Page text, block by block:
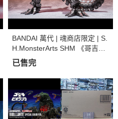
BANDAI 萬代 | 魂商店限定 | S.
H.MonsterArts SHM 《哥吉拉
大戰金剛》 機械哥吉拉 (2021)
(預訂2021年12月)
已售完